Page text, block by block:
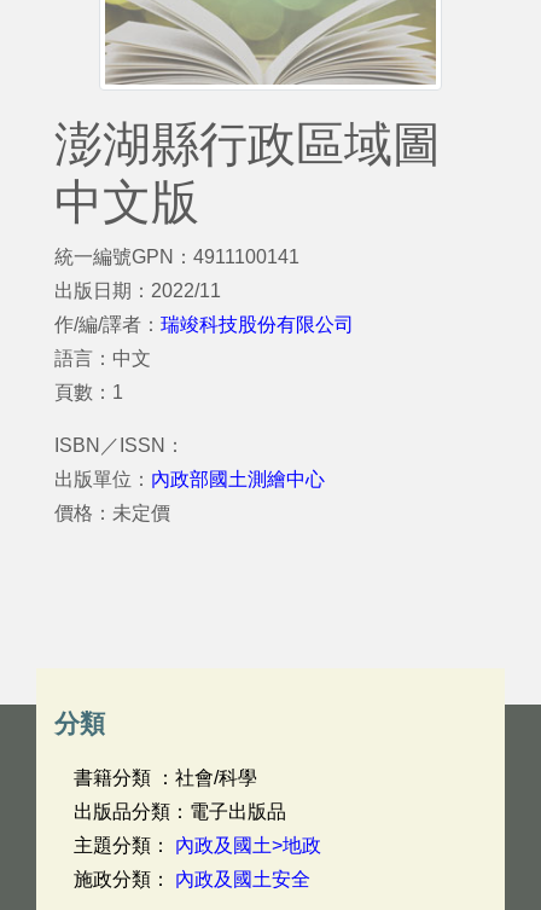
澎湖縣行政區域圖
中文版
統一編號GPN：4911100141
出版日期：2022/11
作/編/譯者： 瑞竣科技股份有限公司
語言：中文
頁數：1
ISBN／ISSN：
出版單位： 內政部國土測繪中心
價格：未定價
分類
書籍分類 ：社會/科學
出版品分類：電子出版品
主題分類： 內政及國土>地政
施政分類： 內政及國土安全